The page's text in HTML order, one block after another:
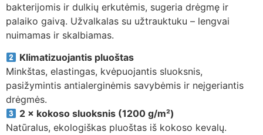
bakterijomis ir dulkių erkutėmis, sugeria drėgmę ir
palaiko gaivą. Užvalkalas su užtrauktuku – lengvai
nuimamas ir skalbiamas.
Klimatizuojantis pluoštas
Minkštas, elastingas, kvėpuojantis sluoksnis,
pasižymintis antialerginėmis savybėmis ir neįgeriantis
drėgmės.
2 × kokoso sluoksnis (1200 g/m²)
Natūralus, ekologiškas pluoštas iš kokoso kevalų.